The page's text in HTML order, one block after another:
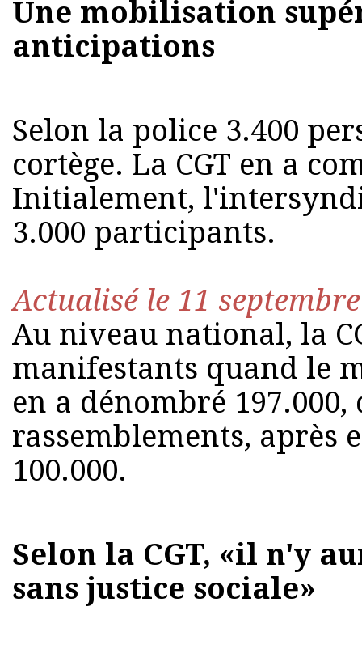
Une mobilisation
anticipations
Selon la police 3.400
cortège. La CGT en a
Initialement,
3.000 participants.
Actualisé le 11
Au niveau national, la
manifestants quand le
en a dénombré 197.000,
rassemblements, après
100.000.
Selon la CGT, «il n'y
sans justice sociale»